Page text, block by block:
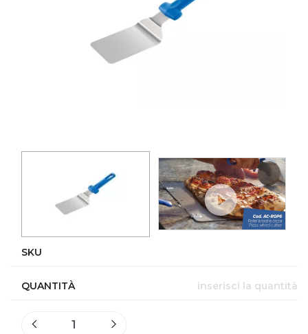
SKU
QUANTITÀ inserisci la quantità